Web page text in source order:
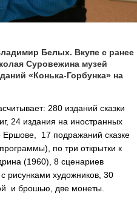
Белых. Вкупе с ранее
Суровежина музей
«Конька-Горбунка» на
280 изданий сказки
24 издания на иностранных
Ершове, 17 подражаний сказке
по три открытки к
(1960), 8 сценариев
рисунками художников, 30
и брошью, две монеты.